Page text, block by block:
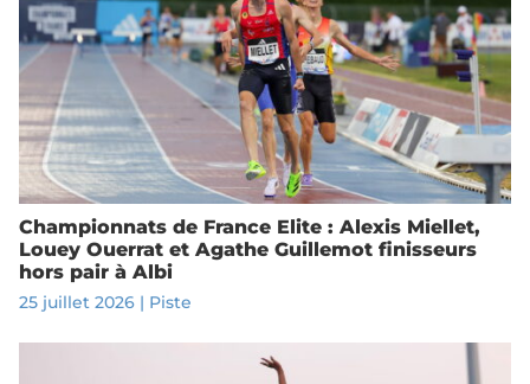
Championnats de France Elite : Alexis Miellet,
Louey Ouerrat et Agathe Guillemot finisseurs
hors pair à Albi
25 juillet 2026| Piste